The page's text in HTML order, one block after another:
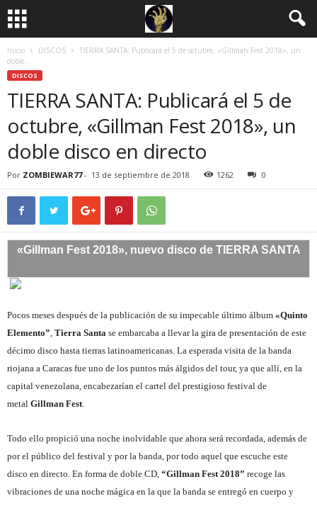
Inicio DISCOS
TIERRA SANTA: Publicará el 5 de octubre, «Gillman Fest 2018», un
doble...
DISCOS
TIERRA SANTA: Publicará el 5 de
octubre, «Gillman Fest 2018», un
doble disco en directo
Por ZOMBIEWAR77- 13 de septiembre de 2018 1262 0
«Gillman Fest 2018», nuevo disco de TIERRA SANTA
Pocos meses después de la publicación de su impecable último álbum «Quinto
Elemento”, Tierra Santa se embarcaba a llevar la gira de presentación de este
décimo disco hasta tierras latinoamericanas. La esperada visita de la banda
riojana a Caracas fue uno de los puntos más álgidos del tour, ya que allí, en la
capital venezolana, encabezarían el cartel del prestigioso festival de
metal Gillman Fest.
Todo ello propició una noche inolvidable que ahora será recordada, además de
por el público del festival y por la banda, por todo aquel que escuche este
disco en directo. En forma de doble CD, “Gillman Fest 2018” recoge las
vibraciones de una noche mágica en la que la banda se entregó en cuerpo y